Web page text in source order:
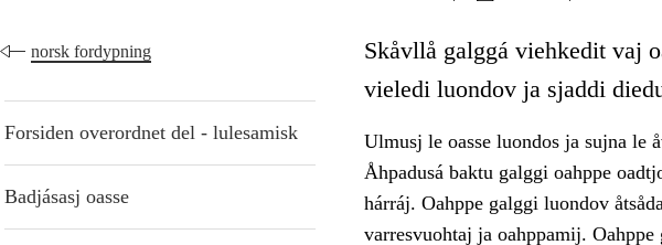
norsk fordypning
Forsiden overordnet del - lulesamisk
Badjásasj oasse
Skåvllå galggá viehkedit vaj
vieledi luondov ja sjaddi
Ulmusj le oasse luondos ja sujna le
Åhpadusá baktu galggi oahppe
hárráj. Oahppe galggi luondov
varresvuohtaj ja oahppamij.